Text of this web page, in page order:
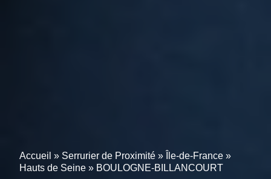
Accueil » Serrurier de Proximité » Île-de-France »
Hauts de Seine » BOULOGNE-BILLANCOURT